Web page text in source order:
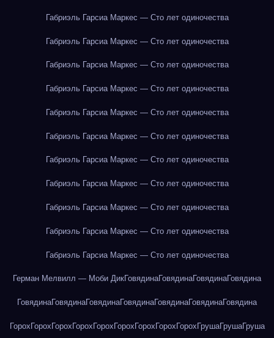
Габриэль Гарсиа Маркес — Сто лет одиночества
Габриэль Гарсиа Маркес — Сто лет одиночества
Габриэль Гарсиа Маркес — Сто лет одиночества
Габриэль Гарсиа Маркес — Сто лет одиночества
Габриэль Гарсиа Маркес — Сто лет одиночества
Габриэль Гарсиа Маркес — Сто лет одиночества
Габриэль Гарсиа Маркес — Сто лет одиночества
Габриэль Гарсиа Маркес — Сто лет одиночества
Габриэль Гарсиа Маркес — Сто лет одиночества
Габриэль Гарсиа Маркес — Сто лет одиночества
Габриэль Гарсиа Маркес — Сто лет одиночества
Герман Мелвилл — Моби ДикГовядинаГовядинаГовядинаГовядина
ГовядинаГовядинаГовядинаГовядинаГовядинаГовядинаГовядина
Горох Горох Горох Горох Горох Горох Горох Горох Горох ГрушаГрушаГруша